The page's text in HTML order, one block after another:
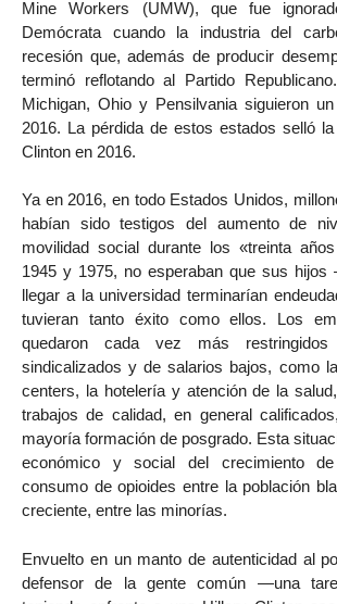
Mine Workers (UMW), que fue
Demócrata cuando la industria del
recesión que, además de producir
terminó reflotando al Partido
Michigan, Ohio y Pensilvania siguieron
2016. La pérdida de estos estados selló
Clinton en 2016.
Ya en 2016, en todo Estados Unidos,
habían sido testigos del aumento de
movilidad social durante los «treinta
1945 y 1975, no esperaban que sus
llegar a la universidad terminarían
tuvieran tanto éxito como ellos. Los
quedaron cada vez más
sindicalizados y de salarios bajos, como
centers, la hotelería y atención de la
trabajos de calidad, en general
mayoría formación de posgrado. Esta
económico y social del crecimiento
consumo de opioides entre la población
creciente, entre las minorías.
Envuelto en un manto de autenticidad al
defensor de la gente común —una